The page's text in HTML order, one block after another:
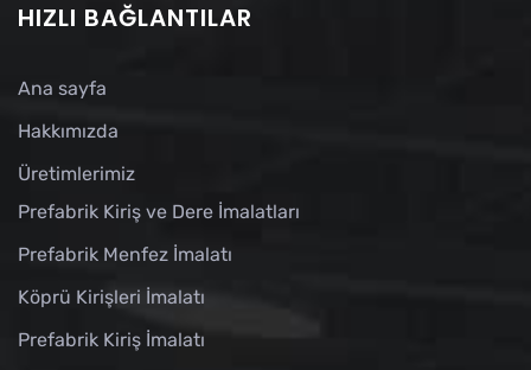
HIZLI BAĞLANTILAR
Ana sayfa
Hakkımızda
Üretimlerimiz
Prefabrik Kiriş ve Dere İmalatları
Prefabrik Menfez İmalatı
Köprü Kirişleri İmalatı
Prefabrik Kiriş İmalatı